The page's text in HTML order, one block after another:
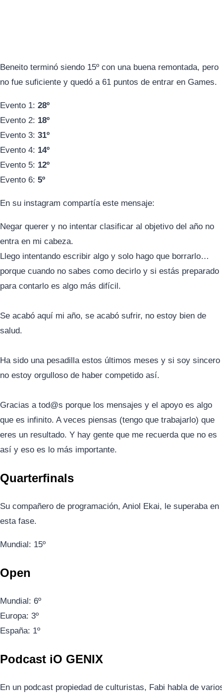
Beneito terminó siendo 15º con una buena remontada, pero
no fue suficiente y quedó a 61 puntos de entrar en Games.
Evento 1: 28º
Evento 2: 18º
Evento 3: 31º
Evento 4: 14º
Evento 5: 12º
Evento 6: 5º
En su instagram compartía este mensaje:
Negar querer y no intentar clasificar al objetivo del año no
entra en mi cabeza.
Llego intentando escribir algo y solo hago que borrarlo…
porque cuando no sabes como decirlo y si estás preparado
para contarlo es algo más difícil.
Se acabó aquí mi año, se acabó sufrir, no estoy bien de
salud.
Ha sido una pesadilla estos últimos meses y si soy sincero
no estoy orgulloso de haber competido así.
Gracias a tod@s porque los mensajes y el apoyo es algo
que es infinito. A veces piensas (tengo que trabajarlo) que
eres un resultado. Y hay gente que me recuerda que no es
así y eso es lo más importante.
Quarterfinals
Su compañero de programación, Aniol Ekai, le superaba en
esta fase.
Mundial: 15º
Open
Mundial: 6º
Europa: 3º
España: 1º
Podcast iO GENIX
En un podcast propiedad de culturistas, Fabi habla de